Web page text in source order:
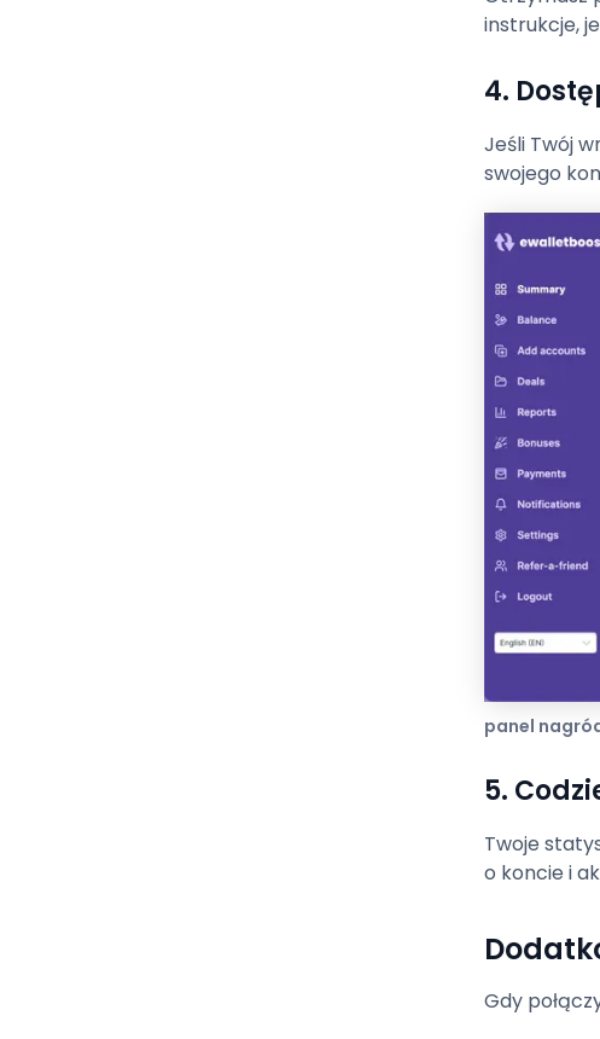
instrukcje,
4.
Jeśli Twój
swojego
panel
5.
Twoje
o koncie i
Gdy